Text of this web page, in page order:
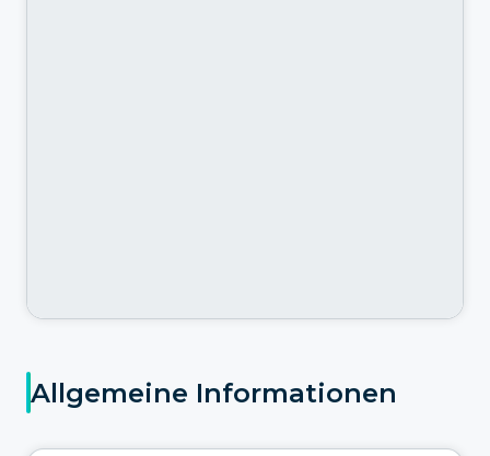
Allgemeine Informationen